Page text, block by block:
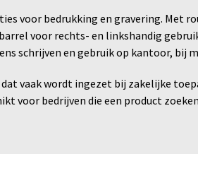
voor bedrukking en gravering. Met
voor rechts- en linkshandig
schrijven en gebruik op kantoor, bij
vaak wordt ingezet bij zakelijke
voor bedrijven die een product